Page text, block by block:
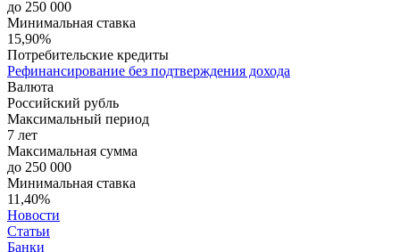
до 250 000
Минимальная ставка
15,90%
Потребительские кредиты
Рефинансирование без подтверждения дохода
Валюта
Российский рубль
Максимальный период
7 лет
Максимальная сумма
до 250 000
Минимальная ставка
11,40%
Новости
Статьи
Банки